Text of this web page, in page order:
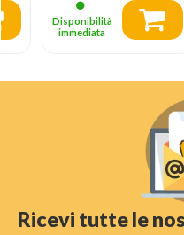
Disponibilità
immediata
Ricevi tutte le